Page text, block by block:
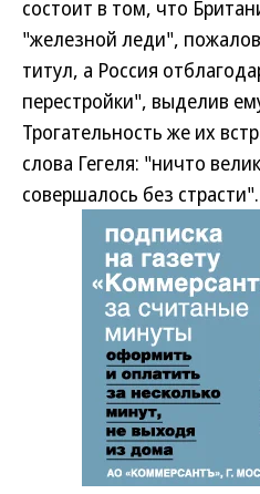
состоит в том, что
"железной леди",
титул, а Россия
перестройки", выделив
Трогательность же их
слова Гегеля: "ничто
совершалось без страсти".